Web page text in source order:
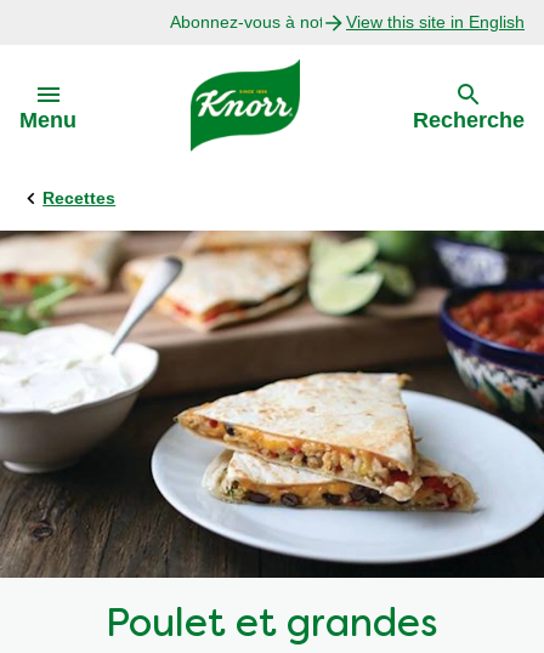
Abonnez-vous à notre infolettreView this site in English
Menu
Précédent
Explorer
Recettes avec Bouillon
Recettes par Ingrédient
Recettes par Occasion
Recettes par Type de Plat
Recherche
Recettes
Poulet et grandes